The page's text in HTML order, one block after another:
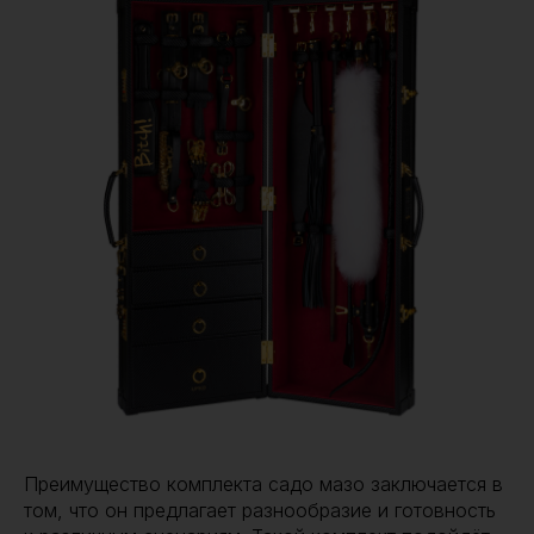
Преимущество комплекта садо мазо заключается в
том, что он предлагает разнообразие и готовность